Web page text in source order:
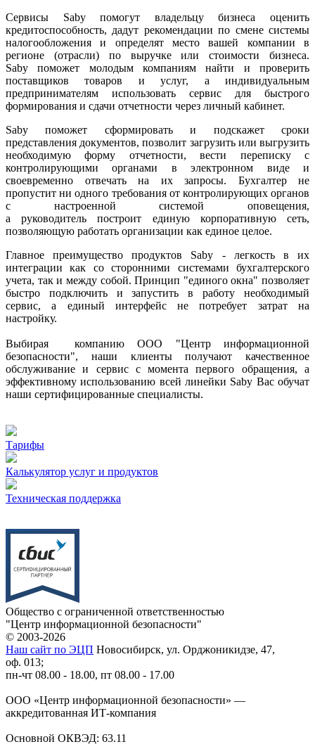
Сервисы Saby помогут владельцу бизнеса оценить
кредитоспособность, дадут рекомендации по смене системы
налогообложения и определят место вашей компании в
регионе (отрасли) по выручке или стоимости бизнеса.
Saby поможет молодым компаниям найти и проверить
поставщиков товаров и услуг, а индивидуальным
предпринимателям использовать сервис для быстрого
формирования и сдачи отчетности через личный кабинет.
Saby поможет сформировать и подскажет сроки
представления документов, позволит загрузить или выгрузить
необходимую форму отчетности, вести переписку с
контролирующими органами в электронном виде и
своевременно отвечать на их запросы. Бухгалтер не
пропустит ни одного требования от контролирующих органов
с настроенной системой оповещения,
а руководитель построит единую корпоративную сеть,
позволяющую работать организации как единое целое.
Главное преимущество продуктов Saby - легкость в их
интеграции как со сторонними системами бухгалтерского
учета, так и между собой. Принцип "единого окна" позволяет
быстро подключить и запустить в работу необходимый
сервис, а единый интерфейс не потребует затрат на
настройку.
Выбирая компанию ООО "Центр информационной
безопасности", наши клиенты получают качественное
обслуживание и сервис с момента первого обращения, а
эффективному использованию всей линейки Saby Вас обучат
наши сертифицированные специалисты.
Тарифы
Калькулятор услуг и продуктов
Техническая поддержка
Общество с ограниченной ответственностью
"Центр информационной безопасности"
© 2003-2026
Наш сайт по ЭЦП Новосибирск, ул. Орджоникидзе, 47,
оф. 013;
пн-чт 08.00 - 18.00, пт 08.00 - 17.00
ООО «Центр информационной безопасности» —
аккредитованная ИТ-компания
Основной ОКВЭД: 63.11